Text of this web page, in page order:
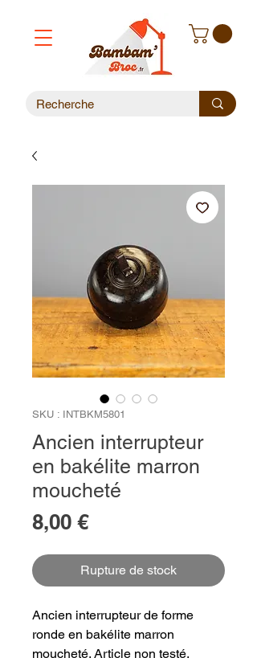
SKU : INTBKM5801
Ancien interrupteur
en bakélite marron
moucheté
8,00 €Prix
Rupture de stock
Ancien interrupteur de forme
ronde en bakélite marron
moucheté. Article non testé.